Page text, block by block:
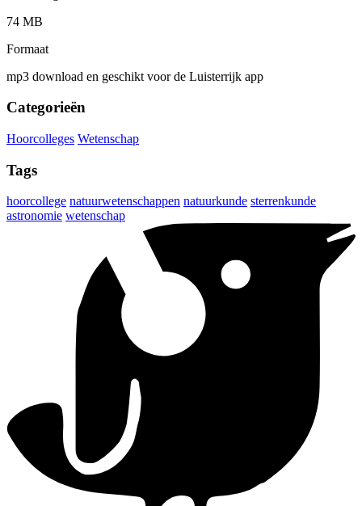
74 MB
Formaat
mp3 download en geschikt voor de Luisterrijk app
Categorieën
Hoorcolleges Wetenschap
Tags
hoorcollege natuurwetenschappen natuurkunde sterrenkunde
astronomie wetenschap